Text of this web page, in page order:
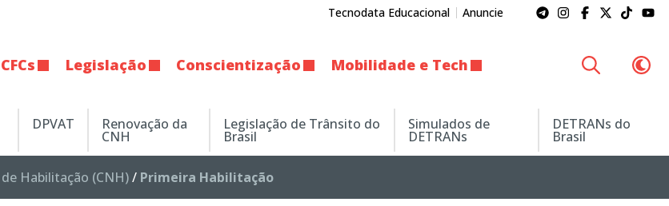
Tecnodata Educacional Anuncie
CFCs Legislação Conscientização Mobilidade e Tech
DPVAT Renovação da
CNH
Legislação de Trânsito do
Brasil
Simulados de
DETRANs
DETRANs do
Brasil
Habilitação (CNH)/ Primeira Habilitação